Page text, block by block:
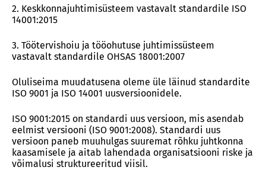
2. Keskkonnajuhtimisüsteem vastavalt standardile ISO
14001:2015
3. Töötervishoiu ja tööohutuse juhtimissüsteem
vastavalt standardile OHSAS 18001:2007
Oluliseima muudatusena oleme üle läinud standardite
ISO 9001 ja ISO 14001 uusversioonidele.
ISO 9001:2015 on standardi uus versioon, mis asendab
eelmist versiooni (ISO 9001:2008). Standardi uus
versioon paneb muuhulgas suuremat rõhku juhtkonna
kaasamisele ja aitab lahendada organisatsiooni riske ja
võimalusi struktureeritud viisil.